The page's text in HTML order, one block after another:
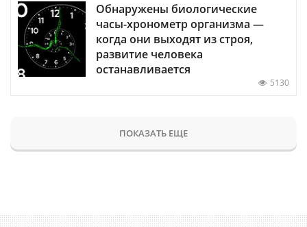
Обнаружены биологические
часы-хронометр организма —
когда они выходят из строя,
развитие человека
останавливается
5130
ПОКАЗАТЬ ЕЩЕ